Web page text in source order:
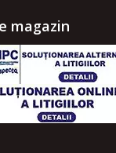
magazin